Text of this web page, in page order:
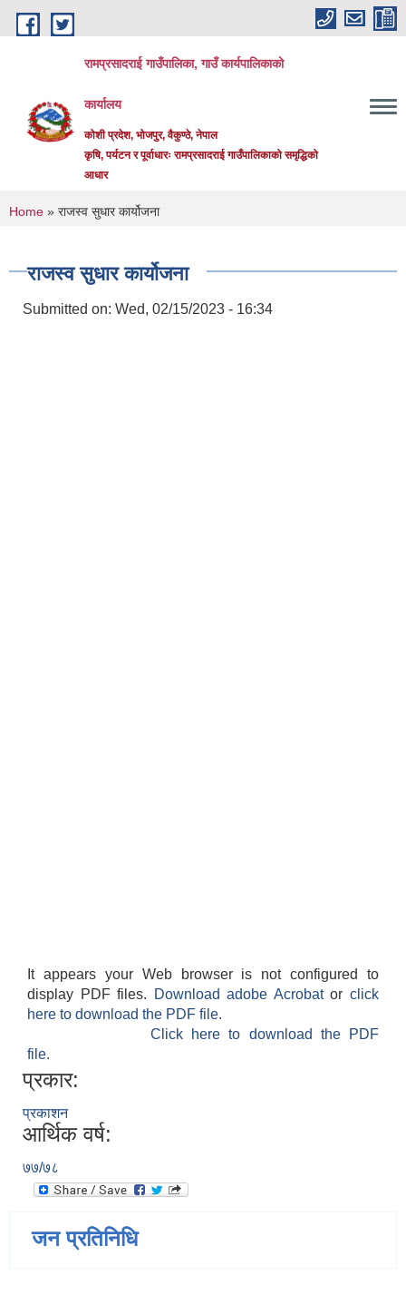
Skip to main content
रामप्रसादराई गाउँपालिका, गाउँ कार्यपालिकाको
कार्यालय
कोशी प्रदेश, भोजपुर, वैकुण्ठे, नेपाल
कृषि, पर्यटन र पूर्वाधारः रामप्रसादराई गाउँपालिकाको समृद्धिको
आधार
You are here
Home » राजस्व सुधार कार्योजना
राजस्व सुधार कार्योजना
Submitted on: Wed, 02/15/2023 - 16:34
It appears your Web browser is not configured to
display PDF files.
Download adobe Acrobatorclick
here to download the PDF file.
Click here to download the PDF
file.
प्रकार:
प्रकाशन
आर्थिक वर्ष:
७७/७८
जन प्रतिनिधि